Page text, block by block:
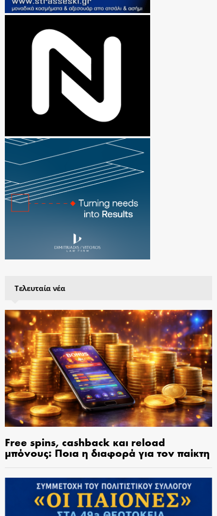
Τελευταία νέα
Free spins, cashback και reload
μπόνους: Ποια η διαφορά για τον παίκτη